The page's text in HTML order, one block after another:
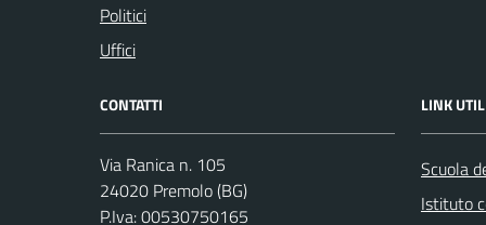
Politici
Uffici
CONTATTI
Via Ranica n. 105
24020 Premolo (BG)
P.Iva: 00530750165
LINK
Scuola
Istituto